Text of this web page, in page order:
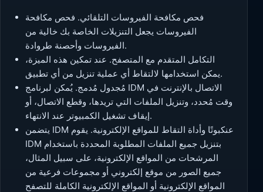
فحص مكافحة الفيروسات التلقائي. فحص مكافحة
الفيروسات يجعل التنزيلات الخاصة بك خالية من
الفيروسات وأحصنة طروادة.
التكامل المتقدم مع المتصفح. عند تمكين هذه الميزة،
يمكن استخدامها لالتقاط أي عملية تنزيل من أي تطبيق.
مُجدول مُدمج. يُمكن لبرنامج IDM الاتصال بالإنترنت في
وقت مُحدد، وتنزيل الملفات التي تريدها، وقطع الاتصال، أو
إيقاف تشغيل الكمبيوتر عند الانتهاء.
يتضمن IDM عنكبوتًا وأداة التقاط للمواقع الإلكترونية. يقوم
IDM بتنزيل جميع الملفات المطلوبة المحددة باستخدام
المرشحات من المواقع الإلكترونية، على سبيل المثال،
جميع الصور من موقع إلكتروني أو مجموعات فرعية من
المواقع الإلكترونية أو المواقع الإلكترونية الكاملة للتصفح